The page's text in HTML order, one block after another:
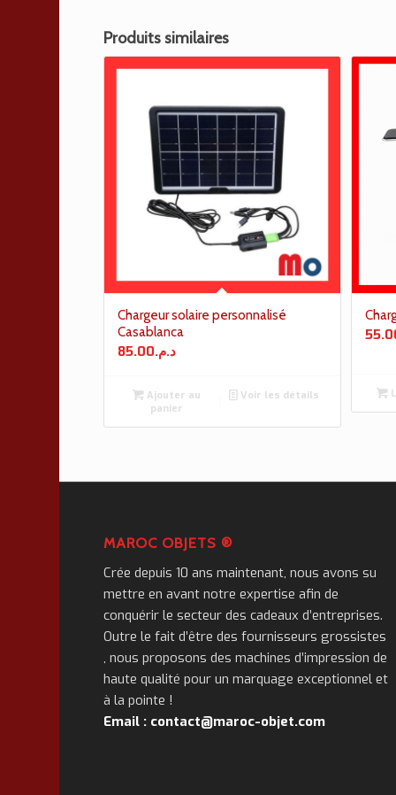
Produits similaires
Chargeur solaire personnalisé
Casablanca
د.م.85.00
Ajouter au
panier
Voir les détails
MAROC OBJETS ®
Crée depuis 10 ans maintenant, nous avons su
mettre en avant notre expertise afin de
conquérir le secteur des cadeaux d’entreprises.
Outre le fait d’être des fournisseurs grossistes
, nous proposons des machines d’impression de
haute qualité pour un marquage exceptionnel et
à la pointe !
Email : contact@maroc-objet.com